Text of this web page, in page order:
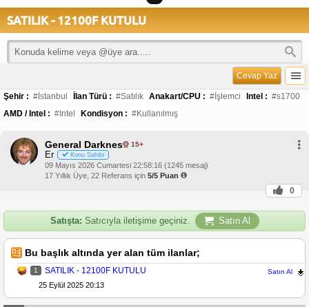
SATILIK - 12100F KUTULU
Cevap Yaz
Şehir : #İstanbul İlan Türü : #Satılık Anakart/CPU : #İşlemci Intel : #s1700
AMD / Intel : #Intel Kondisyon : #Kullanılmış
General Darknes 15+
Er Konu Sahibi
09 Mayıs 2026 Cumartesi 22:58:16 (1245 mesaj)
17 Yıllık Üye, 22 Referans için 5/5 Puan
0
Satışta: Satıcıyla iletişime geçiniz. Satın Al
Bu başlık altında yer alan tüm ilanlar;
1 SATILIK - 12100F KUTULU Satın Al
25 Eylül 2025 20:13